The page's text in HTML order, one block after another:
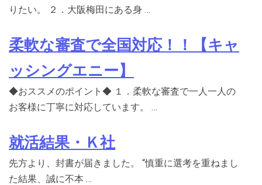
りたい。 ２．大阪梅田にある身 …
柔軟な審査で全国対応！！【キャ
ッシングエニー】
◆おススメのポイント◆ １．柔軟な審査で一人一人の
お客様に丁寧に対応しています。 …
就活結果・Ｋ社
先方より、封書が届きました。 “慎重に選考を重ねまし
た結果、誠に不本 …